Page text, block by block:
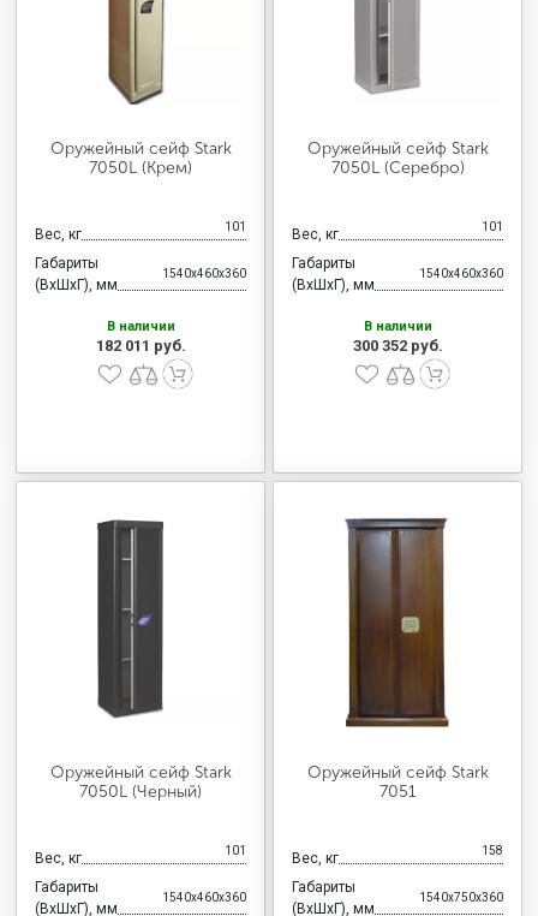
Оружейный сейф Stark
7050L (Крем)
Вес, кг 101
Габариты
(ВхШхГ), мм
1540x460x360
В наличии
182 011 руб.
Оружейный сейф Stark
7050L (Серебро)
Вес, кг 101
Габариты
(ВхШхГ), мм
1540x460x360
В наличии
300 352 руб.
Оружейный сейф Stark
7050L (Черный)
Вес, кг 101
Габариты
(ВхШхГ), мм
1540x460x360
Оружейный сейф Stark
7051
Вес, кг 158
Габариты
(ВхШхГ), мм
1540x750x360